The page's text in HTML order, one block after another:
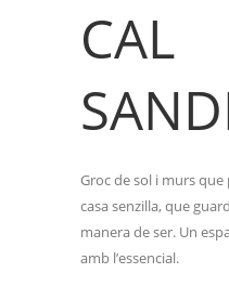
CAL
Groc de sol i murs
casa senzilla, que
manera de ser. Un
amb l’essencial.